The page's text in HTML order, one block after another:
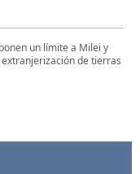
un límite a Milei y
de tierras